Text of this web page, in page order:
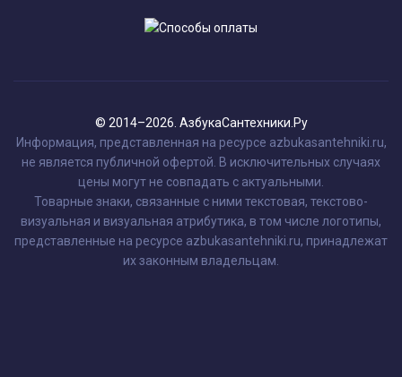
© 2014–2026. АзбукаСантехники.Ру
Информация, представленная на ресурсе azbukasantehniki.ru,
не является публичной офертой. В исключительных случаях
цены могут не совпадать с актуальными.
Товарные знаки, связанные с ними текстовая, текстово-
визуальная и визуальная атрибутика, в том числе логотипы,
представленные на ресурсе azbukasantehniki.ru, принадлежат
их законным владельцам.